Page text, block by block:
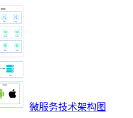
微服务技术架构图